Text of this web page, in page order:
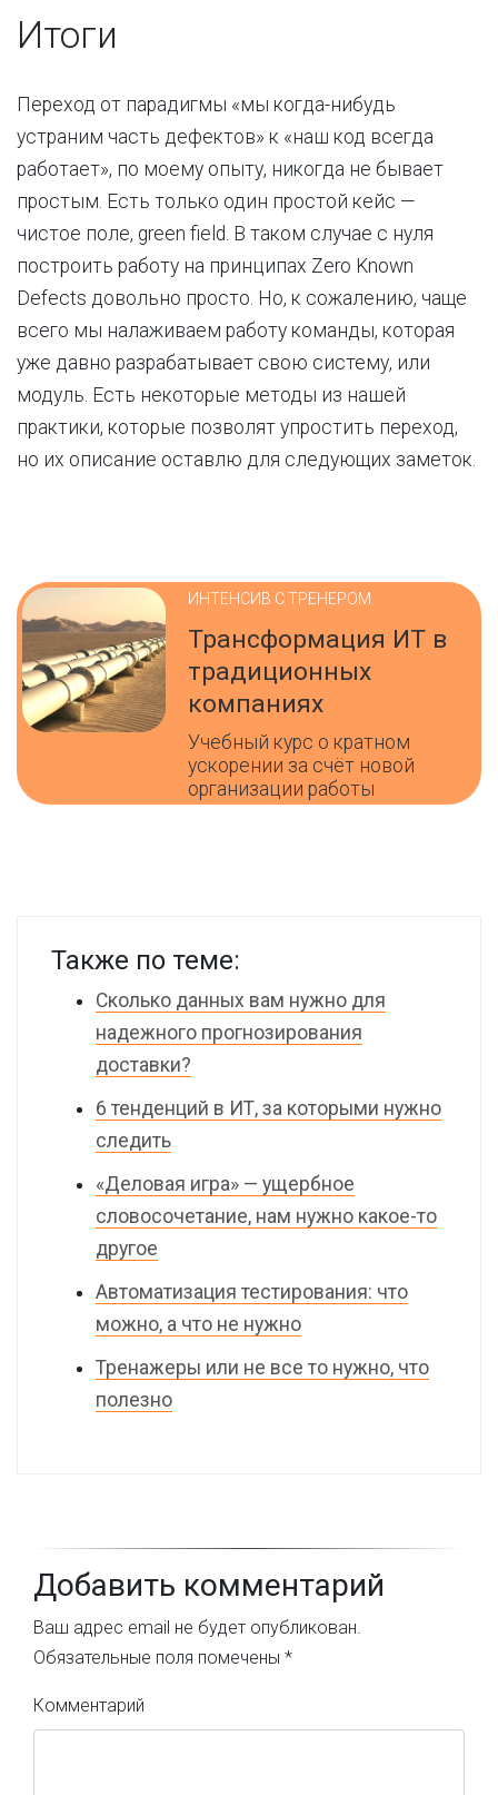
Итоги
Переход от парадигмы «мы когда-нибудь
устраним часть дефектов» к «наш код всегда
работает», по моему опыту, никогда не бывает
простым. Есть только один простой кейс —
чистое поле, green field. В таком случае с нуля
построить работу на принципах Zero Known
Defects довольно просто. Но, к сожалению, чаще
всего мы налаживаем работу команды, которая
уже давно разрабатывает свою систему, или
модуль. Есть некоторые методы из нашей
практики, которые позволят упростить переход,
но их описание оставлю для следующих заметок.
ИНТЕНСИВ С ТРЕНЕРОМ
Трансформация ИТ в
традиционных
компаниях
Учебный курс о кратном
ускорении за счёт новой
организации работы
Также по теме:
Сколько данных вам нужно для
надежного прогнозирования
доставки?
6 тенденций в ИТ, за которыми нужно
следить
«Деловая игра» — ущербное
словосочетание, нам нужно какое-то
другое
Автоматизация тестирования: что
можно, а что не нужно
Тренажеры или не все то нужно, что
полезно
Добавить комментарий
Ваш адрес email не будет опубликован.
Обязательные поля помечены *
Комментарий